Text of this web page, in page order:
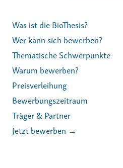
Was ist die BioThesis?
Wer kann sich bewerben?
Thematische Schwerpunkte
Warum bewerben?
Preisverleihung
Bewerbungszeitraum
Träger & Partner
Jetzt bewerben →